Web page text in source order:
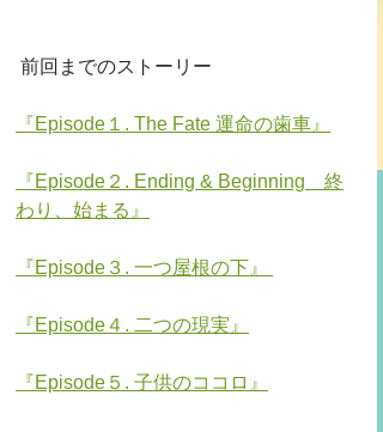
前回までのストーリー
『Episode１. The Fate 運命の歯車』
『Episode２. Ending & Beginning　終
わり、始まる』
『Episode３. 一つ屋根の下』
『Episode４. 二つの現実』
『Episode５. 子供のココロ』